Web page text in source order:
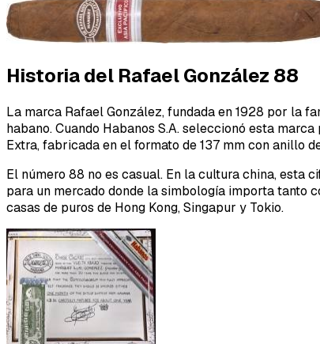
Historia del Rafael González 88
La marca Rafael González, fundada en 1928 por la
habano. Cuando Habanos S.A. seleccionó esta
Extra, fabricada en el formato de 137 mm con anillo
El número 88 no es casual. En la cultura china,
para un mercado donde la simbología importa tanto
casas de puros de Hong Kong, Singapur y Tokio.